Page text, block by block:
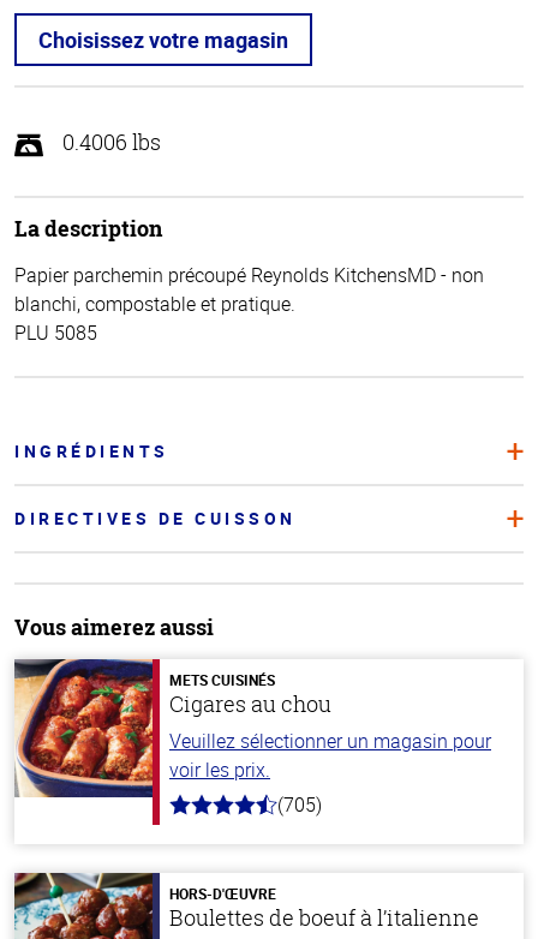
Choisissez votre magasin
0.4006 lbs
La description
Papier parchemin précoupé Reynolds KitchensMD - non
blanchi, compostable et pratique.
PLU 5085
INGRÉDIENTS
DIRECTIVES DE CUISSON
Vous aimerez aussi
METS CUISINÉS
Cigares au chou
Veuillez sélectionner un magasin pour
voir les prix.
4.6
stars
(705)
HORS-D'ŒUVRE
Boulettes de boeuf à l’italienne